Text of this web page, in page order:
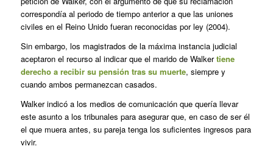
correspondía al periodo de tiempo anterior a que las uniones
civiles en el Reino Unido fueran reconocidas por ley (2004).
Sin embargo, los magistrados de la máxima instancia judicial
aceptaron el recurso al indicar que el marido de Walkertiene
derecho a recibir su pensión tras su muerte, siempre y
cuando ambos permanezcan casados.
Walker indicó a los medios de comunicación que quería llevar
este asunto a los tribunales para asegurar que, en caso de ser él
el que muera antes, su pareja tenga los suficientes ingresos para
vivir.